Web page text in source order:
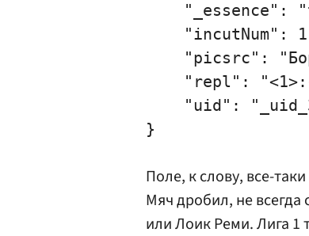
"_essence":
"incutNum":
"picsrc":
"repl":
"uid":
Поле, к слову, все-
Мяч дробил, не всегда
илиЛоик Реми. Лига 1